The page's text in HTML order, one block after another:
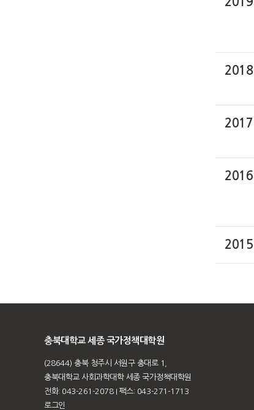
2018
2017
2016
2015
충북대학교 세종 국가정책대학원
(28644) 충북 청주시 서원구 충대로 1,
충북대학교 사회과학대학 세종 국가정책대학원
전화: 043-261-2078 I 팩스: 043-271-1713
로그인